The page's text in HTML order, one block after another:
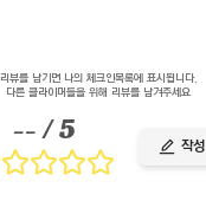
리뷰를 남기면 나의 체크인목록에 표시됩니다.
다른 클라이머들을 위해 리뷰를 남겨주세요
--/ 5 작성